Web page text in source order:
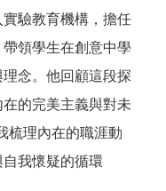
驗教育機構，擔任
領學生在創意中學
念。他回顧這段探
的完美主義與對未
梳理內在的職涯動
我懷疑的循環